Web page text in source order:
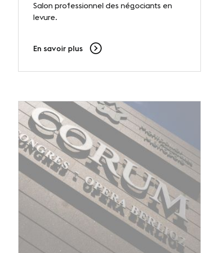
Salon professionnel des négociants en
levure.
En savoir plus